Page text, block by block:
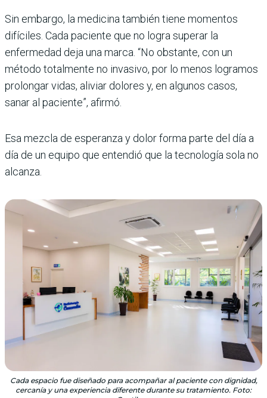
Sin embargo, la medicina también tiene momentos
difíciles. Cada paciente que no logra superar la
enfermedad deja una marca. “No obstante, con un
método totalmente no invasivo, por lo menos logramos
prolongar vidas, aliviar dolores y, en algunos casos,
sanar al paciente”, afirmó.
Esa mezcla de esperanza y dolor forma parte del día a
día de un equipo que entendió que la tecnología sola no
alcanza.
Cada espacio fue diseñado para acompañar al paciente con dignidad,
cercanía y una experiencia diferente durante su tratamiento. Foto: